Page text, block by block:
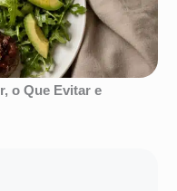
o Que Evitar e